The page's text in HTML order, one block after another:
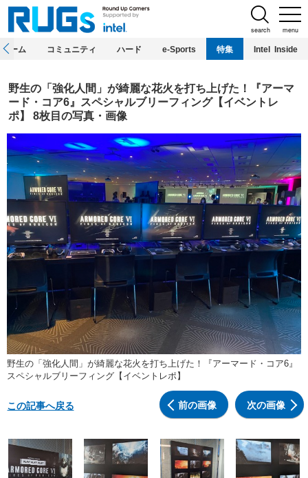
menu
search
ホーム コミュニティ ハード e-Sports 特集 Intel Inside
野生の「強化人間」が綺麗な花火を打ち上げた！『アーマ
ード・コア6』スペシャルブリーフィング【イベントレ
ポ】 8枚目の写真・画像
野生の「強化人間」が綺麗な花火を打ち上げた！『アーマード・コア6』
スペシャルブリーフィング【イベントレポ】
前の画像 次の画像
この記事へ戻る